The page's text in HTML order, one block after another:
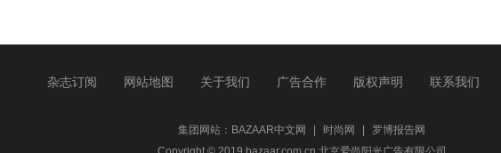
杂志订阅 网站地图 关于我们 广告合作 版权声明 联系我们
集团网站： BAZAAR中文网 时尚网
罗博报告网